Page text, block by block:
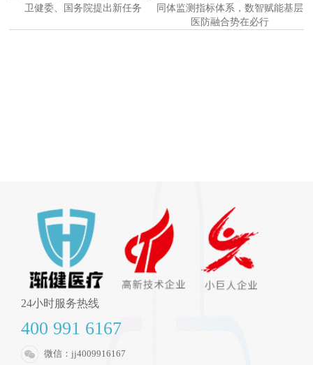
卫健委、国务院提出新任务
同体监测指标体系，数智赋能基层
医防融合势在必行
24小时服务热线
400 991 6167
微信：jj4009916167